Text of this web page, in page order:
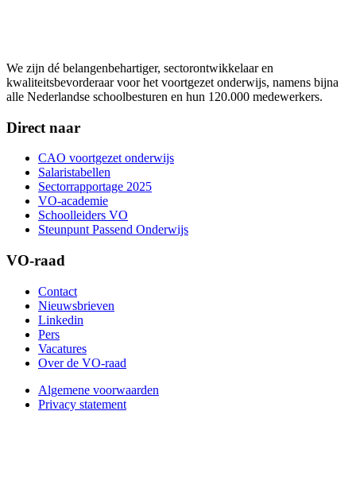
We zijn dé belangenbehartiger, sectorontwikkelaar en
kwaliteitsbevorderaar voor het voortgezet onderwijs, namens bijna
alle Nederlandse schoolbesturen en hun 120.000 medewerkers.
Direct naar
CAO voortgezet onderwijs
Salaristabellen
Sectorrapportage 2025
VO-academie
Schoolleiders VO
Steunpunt Passend Onderwijs
VO-raad
Contact
Nieuwsbrieven
Linkedin
Pers
Vacatures
Over de VO-raad
Algemene voorwaarden
Privacy statement